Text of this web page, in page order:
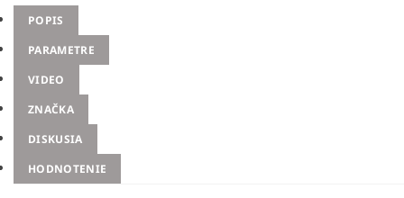
POPIS
PARAMETRE
VIDEO
ZNAČKA
DISKUSIA
HODNOTENIE